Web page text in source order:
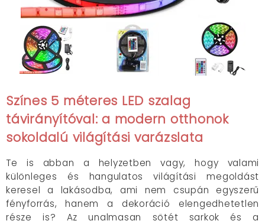
Színes 5 méteres LED szalag
távirányítóval: a modern otthonok
sokoldalú világítási varázslata
Te is abban a helyzetben vagy, hogy valami
különleges és hangulatos világítási megoldást
keresel a lakásodba, ami nem csupán egyszerű
fényforrás, hanem a dekoráció elengedhetetlen
része is? Az unalmasan sötét sarkok és a